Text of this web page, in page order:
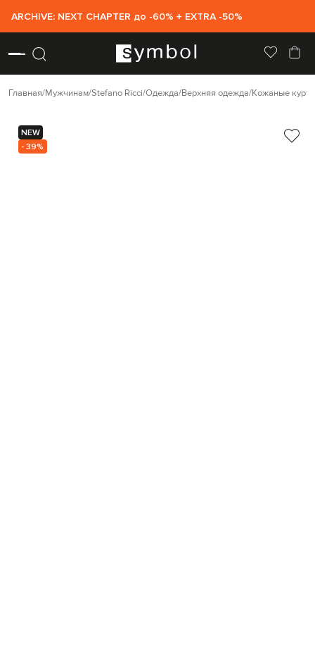
ARCHIVE: NEXT CHAPTER до -60% + EXTRA -50%
Главная Мужчинам Stefano Ricci Одежда Верхняя одежда Кожаные
NEW
- 39%